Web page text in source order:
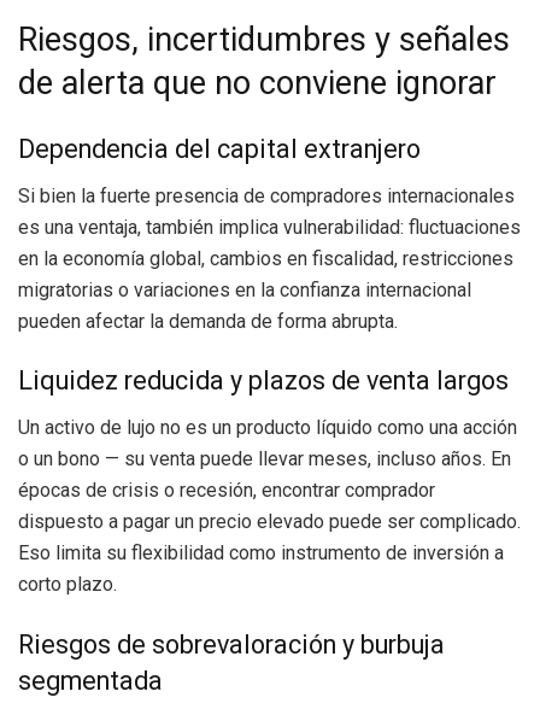
Riesgos, incertidumbres y señales
de alerta que no conviene ignorar
Dependencia del capital extranjero
Si bien la fuerte presencia de compradores internacionales
es una ventaja, también implica vulnerabilidad: fluctuaciones
en la economía global, cambios en fiscalidad, restricciones
migratorias o variaciones en la confianza internacional
pueden afectar la demanda de forma abrupta.
Liquidez reducida y plazos de venta largos
Un activo de lujo no es un producto líquido como una acción
o un bono — su venta puede llevar meses, incluso años. En
épocas de crisis o recesión, encontrar comprador
dispuesto a pagar un precio elevado puede ser complicado.
Eso limita su flexibilidad como instrumento de inversión a
corto plazo.
Riesgos de sobrevaloración y burbuja
segmentada